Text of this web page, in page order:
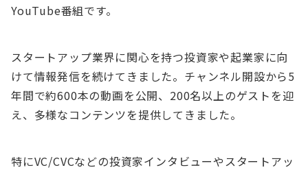
YouTube番組です。
スタートアップ業界に関心を持つ投資家や起業家に向
けて情報発信を続けてきました。チャンネル開設から5
年間で約600本の動画を公開、200名以上のゲストを迎
え、多様なコンテンツを提供してきました。
特にVC/CVCなどの投資家インタビューやスタートアッ